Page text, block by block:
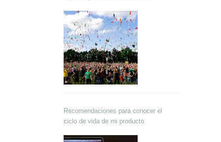
Recomendaciones para conocer el
ciclo de vida de mi producto